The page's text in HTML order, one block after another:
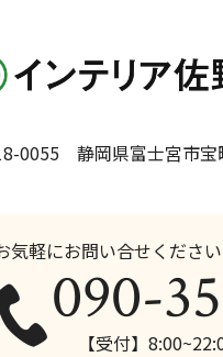
0055 静岡県富士宮市宝
気軽にお問い合せください
090-
【受付】